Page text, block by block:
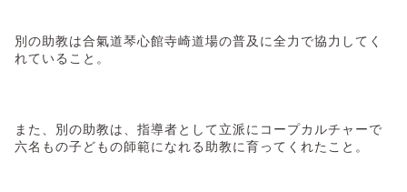
別の助教は合氣道琴心館寺崎道場の普及に全力で協力してく
れていること。
また、別の助教は、指導者として立派にコープカルチャーで
六名もの子どもの師範になれる助教に育ってくれたこと。